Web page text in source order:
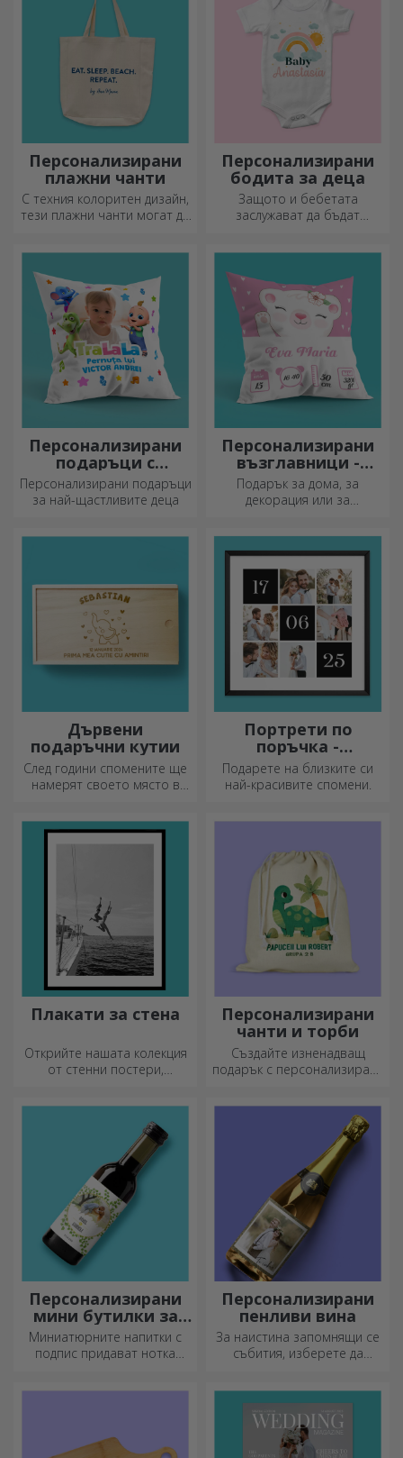
Персонализирани
плажни чанти
С техния колоритен дизайн,
тези плажни чанти могат да
колекция от чанти.
Персонализирани
бодита за деца
Защото и бебетата
заслужават да бъдат
Персонализирани
подаръци с
официална
лицензия - TraLaLa
Персонализирани подаръци
за най-щастливите деца
Персонализирани
възглавници -
голям формат
Подарък за дома, за
декорация или за
персонализираните
възглавници са идеални за
всеки повод.
Дървени
подаръчни кутии
След години спомените ще
намерят своето място в
оригиналното послание.
Портрети по
поръчка -
квадратен формат
Подарете на близките си
най-красивите спомени.
Плакати за стена
Открийте нашата колекция
от стенни постери,
преобразят всяко
пространство. Модерни
дизайни, ярки цветове и
първокласно качество –
идеални за добавяне на
индивидуалност към вашия
дом, офис или студио.
Персонализирани
чанти и торби
Създайте изненадващ
подарък с персонализирана
„Честит рожден ден“.
Персонализирани
мини бутилки за
вино
Миниатюрните напитки с
подпис придават нотка
Персонализирани
пенливи вина
За наистина запомнящи се
събития, изберете да
насладете на момента до
краен предел!